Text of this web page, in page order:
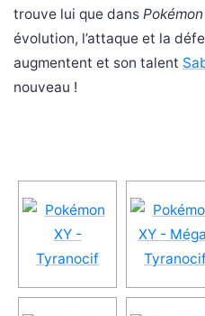
trouve lui que dans
évolution, l’attaque et la
augmentent et son talent
nouveau !